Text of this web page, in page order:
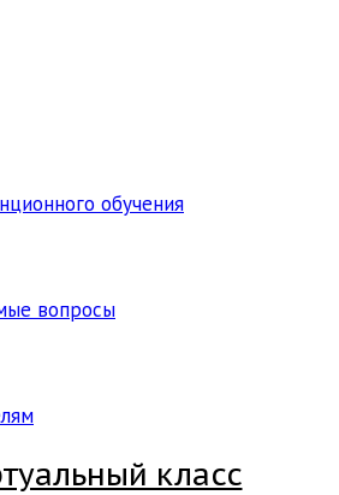
обучения
вопросы
класс